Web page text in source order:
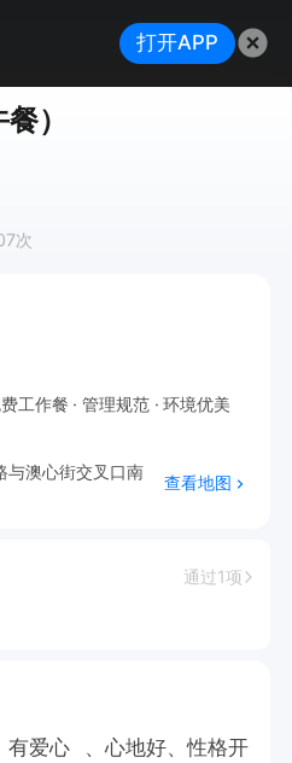
）
次
工作餐 管理规范
环境优美
与澳心街交叉口南
查看地图
通过1项
爱心	、心地好、性格开
打开APP